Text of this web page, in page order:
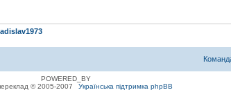
POWERED_BY
© 2005-2007
Українська підтримка phpBB